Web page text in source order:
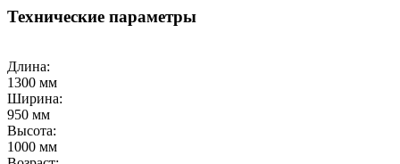
Технические параметры
Длина:
1300 мм
Ширина:
950 мм
Высота:
1000 мм